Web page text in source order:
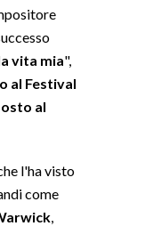
vita mia",
al Festival
al
l'ha visto
come